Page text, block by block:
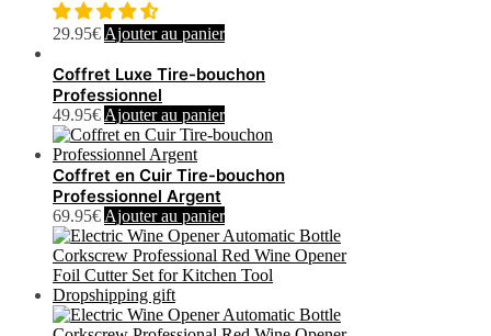
29.95€ Ajouter au panier
Coffret Luxe Tire-bouchon
Professionnel
49.95€ Ajouter au panier
Coffret en Cuir Tire-bouchon
Professionnel Argent
69.95€ Ajouter au panier